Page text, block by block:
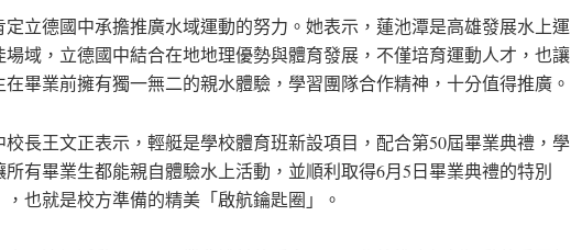
定立德國中承擔推廣水域運動的努力。她表示，蓮池潭是高雄發展水上運
場域，立德國中結合在地地理優勢與體育發展，不僅培育運動人才，也讓
在畢業前擁有獨一無二的親水體驗，學習團隊合作精神，十分值得推廣。
校長王文正表示，輕艇是學校體育班新設項目，配合第50屆畢業典禮，學
所有畢業生都能親自體驗水上活動，並順利取得6月5日畢業典禮的特別
，也就是校方準備的精美「啟航鑰匙圈」。